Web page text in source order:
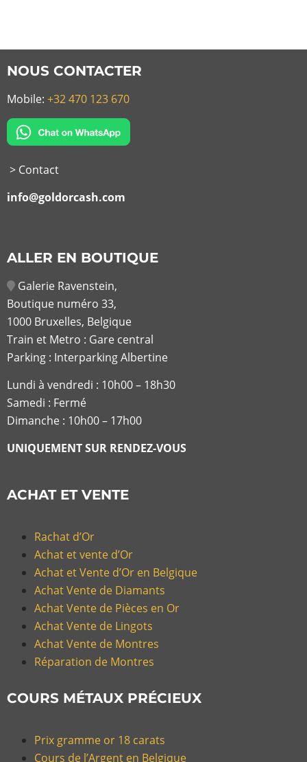
NOUS CONTACTER
Mobile: +32 470 123 670
> Contact
info@goldorcash.com
ALLER EN BOUTIQUE
Galerie Ravenstein,
Boutique numéro 33,
1000 Bruxelles, Belgique
Train et Metro : Gare central
Parking : Interparking Albertine
Lundi à vendredi : 10h00 – 18h30
Samedi : Fermé
Dimanche : 10h00 – 17h00
UNIQUEMENT SUR RENDEZ-VOUS
ACHAT ET VENTE
Rachat d’Or
Achat et vente d’Or
Achat et Vente d’Or en Belgique
Achat Vente de Diamants
Achat Vente de Pièces en Or
Achat Vente de Lingots
Achat Vente de Montres
Réparation de Montres
COURS MÉTAUX PRÉCIEUX
Prix gramme or 18 carats
Cours de l’Argent en Belgique